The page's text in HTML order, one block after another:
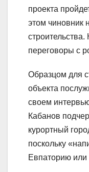
проекта
этом чиновник
переговоры с
Образцом для
объекта
своем
Кабанов
курортный
поскольку
Евпаторию